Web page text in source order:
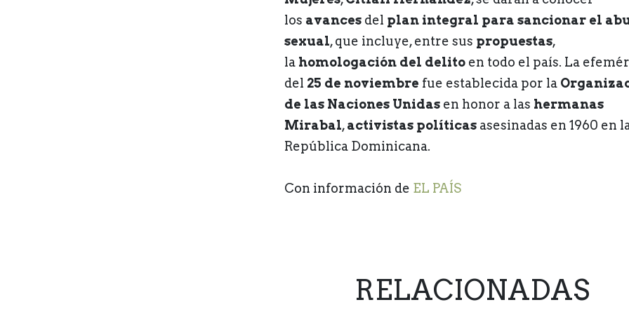
los avancesdel plan integral para sancionar el
sexual, que incluye, entre sus propuestas,
la homologación del delitoen todo el país. La
del 25 de noviembre fue establecida por la
de las Naciones Unidasen honor a las hermanas
Mirabal,activistas políticasasesinadas en 1960 en
República Dominicana.
Con información de EL PAÍS
RELACIONADAS